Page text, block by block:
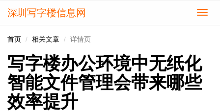
切
深圳写字楼信息网
首页 相关文章 详情页
写字楼办公环境中无纸化
智能文件管理会带来哪些
效率提升